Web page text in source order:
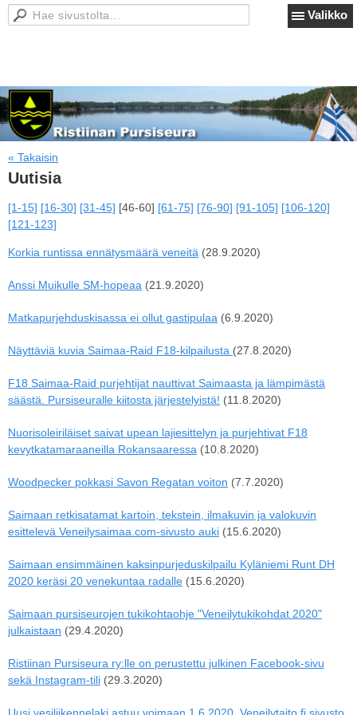
Valikko
« Takaisin
Uutisia
[1-15] [16-30] [31-45] [46-60] [61-75] [76-90] [91-105] [106-120]
[121-123]
Korkia runtissa ennätysmäärä veneitä (28.9.2020)
Anssi Muikulle SM-hopeaa (21.9.2020)
Matkapurjehduskisassa ei ollut gastipulaa (6.9.2020)
Näyttäviä kuvia Saimaa-Raid F18-kilpailusta (27.8.2020)
F18 Saimaa-Raid purjehtijat nauttivat Saimaasta ja lämpimästä
säästä. Pursiseuralle kiitosta järjestelyistä! (11.8.2020)
Nuorisoleiriläiset saivat upean lajiesittelyn ja purjehtivat F18
kevytkatamaraaneilla Rokansaaressa (10.8.2020)
Woodpecker pokkasi Savon Regatan voiton (7.7.2020)
Saimaan retkisatamat kartoin, tekstein, ilmakuvin ja valokuvin
esittelevä Veneilysaimaa.com-sivusto auki (15.6.2020)
Saimaan ensimmäinen kaksinpurjeduskilpailu Kyläniemi Runt DH
2020 keräsi 20 venekuntaa radalle (15.6.2020)
Saimaan pursiseurojen tukikohtaohje "Veneilytukikohdat 2020"
julkaistaan (29.4.2020)
Ristiinan Pursiseura ry:lle on perustettu julkinen Facebook-sivu
sekä Instagram-tili (29.3.2020)